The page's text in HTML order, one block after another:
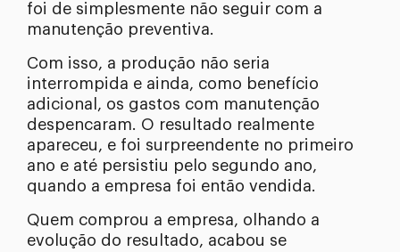
foi de simplesmente não seguir com a
manutenção preventiva.
Com isso, a produção não seria
interrompida e ainda, como benefício
adicional, os gastos com manutenção
despencaram. O resultado realmente
apareceu, e foi surpreendente no primeiro
ano e até persistiu pelo segundo ano,
quando a empresa foi então vendida.
Quem comprou a empresa, olhando a
evolução do resultado, acabou se